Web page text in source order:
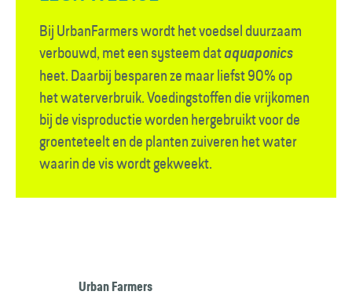
Bij UrbanFarmers wordt het voedsel duurzaam
verbouwd, met een systeem dataquaponics
heet. Daarbij besparen ze maar liefst 90% op
het waterverbruik. Voedingstoffen die vrijkomen
bij de visproductie worden hergebruikt voor de
groenteteelt en de planten zuiveren het water
waarin de vis wordt gekweekt.
Urban Farmers